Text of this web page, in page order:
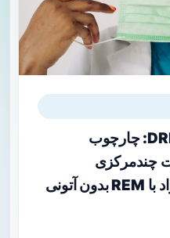
پروتکل مطالعه DREAMER: چارچوب
چندمرکزی
آماده‌برای‌آزمون برای افراد با REM بدون آتونی